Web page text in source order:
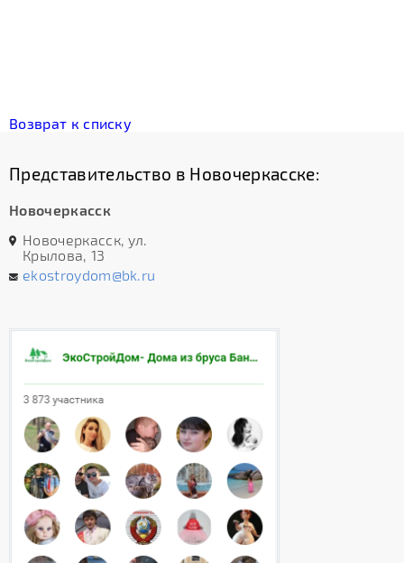
Возврат к списку
Представительство в Новочеркасске:
Новочеркасск
Новочеркасск, ул.
Крылова, 13
ekostroydom@bk.ru